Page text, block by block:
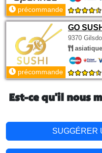
précommande
GO
9370
précommande
Est-ce qu'il nous
SUGGÉRER